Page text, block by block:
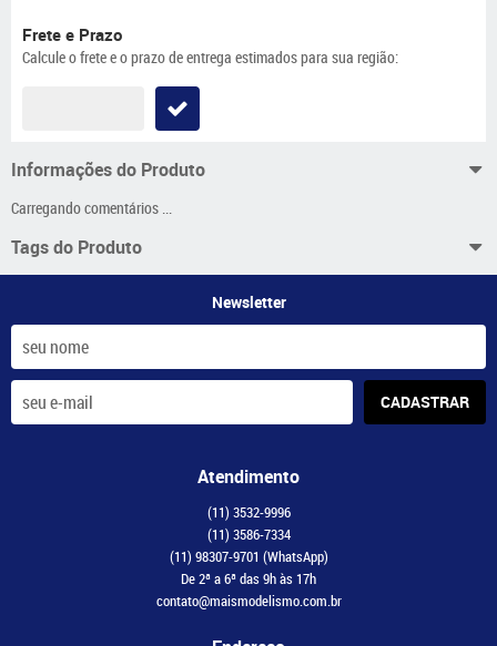
Frete e Prazo
Calcule o frete e o prazo de entrega estimados para sua região:
Informações do Produto
Carregando comentários ...
Tags do Produto
Newsletter
CADASTRAR
Atendimento
(11) 3532-9996
(11) 3586-7334
(11) 98307-9701 (WhatsApp)
De 2ª a 6ª das 9h às 17h
contato@maismodelismo.com.br